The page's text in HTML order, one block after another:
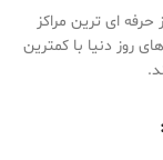
پوست به خصوص
برق و چربی اضافی پوست
و فیلتر مانند روی
حرفه ای ترین مراکز
روز دنیا با کمترین